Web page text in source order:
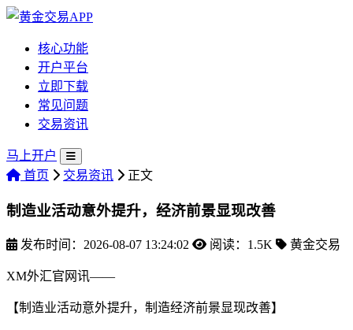
核心功能
开户平台
立即下载
常见问题
交易资讯
马上开户
首页
交易资讯 正文
制造业活动意外提升，经济前景显现改善
发布时间：2026-08-07 13:24:02 阅读：1.5K 黄金交易
XM外汇官网讯——
【制造业活动意外提升，制造经济前景显现改善】